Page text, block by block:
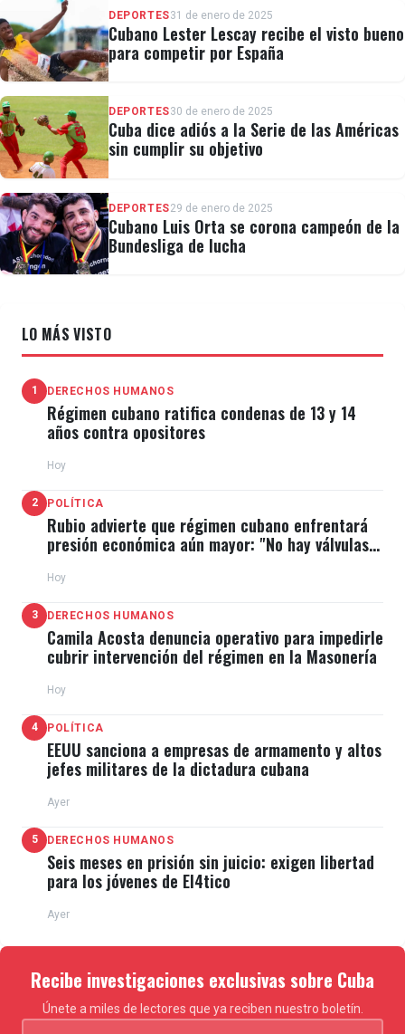
DEPORTES31 de enero de 2025
Cubano Lester Lescay recibe el visto bueno
para competir por España
DEPORTES30 de enero de 2025
Cuba dice adiós a la Serie de las Américas
sin cumplir su objetivo
DEPORTES29 de enero de 2025
Cubano Luis Orta se corona campeón de la
Bundesliga de lucha
LO MÁS VISTO
1 DERECHOS HUMANOS
Régimen cubano ratifica condenas de 13 y 14
años contra opositores
Hoy
2 POLÍTICA
Rubio advierte que régimen cubano enfrentará
presión económica aún mayor: "No hay válvulas
Hoy
3 DERECHOS HUMANOS
Camila Acosta denuncia operativo para impedirle
cubrir intervención del régimen en la Masonería
Hoy
4 POLÍTICA
EEUU sanciona a empresas de armamento y altos
jefes militares de la dictadura cubana
Ayer
5 DERECHOS HUMANOS
Seis meses en prisión sin juicio: exigen libertad
para los jóvenes de El4tico
Ayer
Recibe investigaciones exclusivas sobre Cuba
Únete a miles de lectores que ya reciben nuestro boletín.